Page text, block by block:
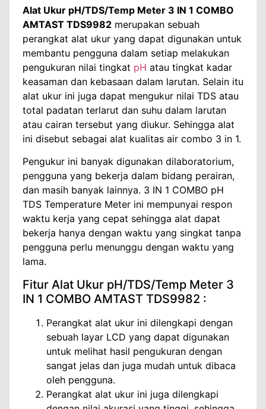
Alat Ukur pH/TDS/Temp Meter 3 IN 1 COMBO
AMTAST TDS9982 merupakan sebuah
perangkat alat ukur yang dapat digunakan untuk
membantu pengguna dalam setiap melakukan
pengukuran nilai tingkat pH atau tingkat kadar
keasaman dan kebasaan dalam larutan. Selain itu
alat ukur ini juga dapat mengukur nilai TDS atau
total padatan terlarut dan suhu dalam larutan
atau cairan tersebut yang diukur. Sehingga alat
ini disebut sebagai alat kualitas air combo 3 in 1.
Pengukur ini banyak digunakan dilaboratorium,
pengguna yang bekerja dalam bidang perairan,
dan masih banyak lainnya. 3 IN 1 COMBO pH
TDS Temperature Meter ini mempunyai respon
waktu kerja yang cepat sehingga alat dapat
bekerja hanya dengan waktu yang singkat tanpa
pengguna perlu menunggu dengan waktu yang
lama.
Fitur Alat Ukur pH/TDS/Temp Meter 3
IN 1 COMBO AMTAST TDS9982 :
Perangkat alat ukur ini dilengkapi dengan
sebuah layar LCD yang dapat digunakan
untuk melihat hasil pengukuran dengan
sangat jelas dan juga mudah untuk dibaca
oleh pengguna.
Perangkat alat ukur ini juga dilengkapi